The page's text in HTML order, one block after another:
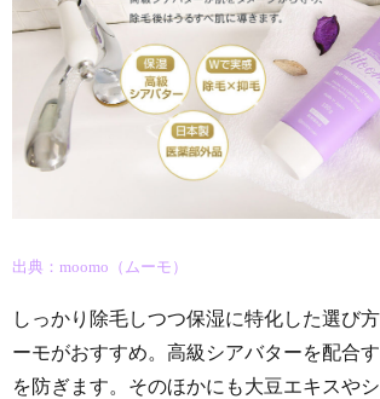
出典：moomo（ムーモ）
しっかり除毛しつつ保湿に特化した選び
ーモがおすすめ。高級シアバターを配合
を防ぎます。そのほかにも大豆エキスやシ